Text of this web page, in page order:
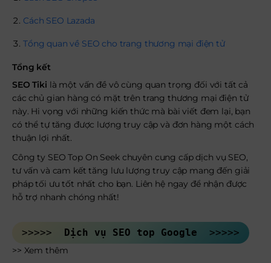
Cách SEO Lazada
Tổng quan về SEO cho trang thương mại điện tử
Tổng kết
SEO Tiki là một vấn đề vô cùng quan trọng đối với tất cả
các chủ gian hàng có mặt trên trang thương mại điện tử
này. Hi vọng với những kiến thức mà bài viết đem lại, bạn
có thể tự tăng được lượng truy cập và đơn hàng một cách
thuận lợi nhất.
Công ty SEO Top On Seek chuyên cung cấp dịch vụ SEO,
tư vấn và cam kết tăng lưu lượng truy cập mang đến giải
pháp tối ưu tốt nhất cho bạn. Liên hệ ngay để nhận được
hỗ trợ nhanh chóng nhất!
>>>>> Dịch vụ SEO top Google >>>>>
>> Xem thêm